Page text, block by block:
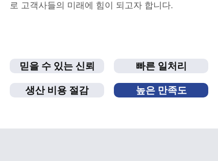
로 고객사들의 미래에 힘이 되고자 합니다.
믿을 수 있는 신뢰 빠른 일처리
생산 비용 절감 높은 만족도